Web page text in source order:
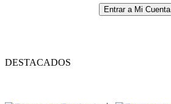
Entrar a Mi Cuenta
DESTACADOS